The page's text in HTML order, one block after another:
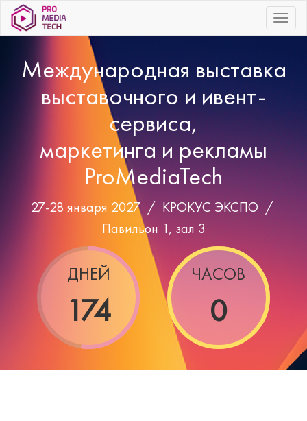
|||
Международная выставка
выставочного и ивент-
сервиса,
маркетинга и рекламы
ProMediaTech
27-28 января 2027 / КРОКУС ЭКСПО /
Павильон 1, зал 3
ДНЕЙ
174
ЧАСОВ
0